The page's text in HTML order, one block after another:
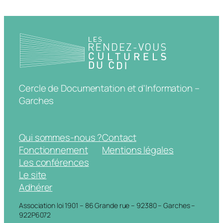
Cercle de Documentation et d'Information –
Garches
Qui sommes-nous ?
Fonctionnement
Les conférences
Le site
Adhérer
Contact
Mentions légales
Association loi 1901 – 86 Grande rue – 92380 – Garches –
922P6072